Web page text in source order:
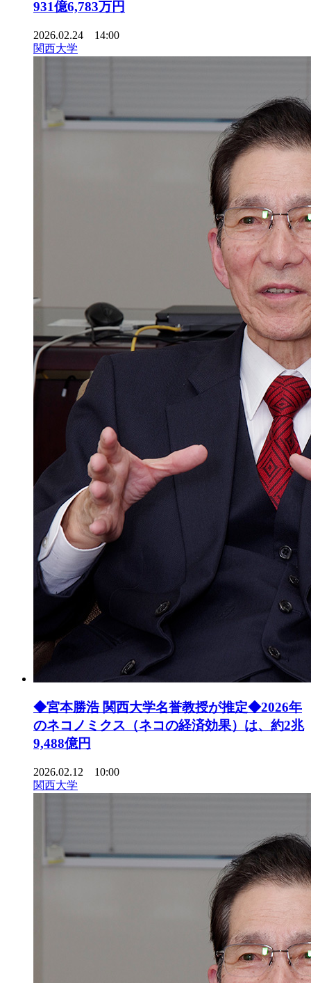
931億6,783万円
2026.02.24 14:00
関西大学
◆宮本勝浩 関西大学名誉教授が推定◆2026年
のネコノミクス（ネコの経済効果）は、約2兆
9,488億円
2026.02.12 10:00
関西大学